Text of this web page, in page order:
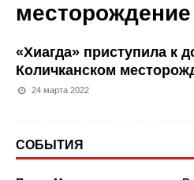
месторождение
«Хиагда» приступила к
Количканском
24 марта 2022
СОБЫТИЯ